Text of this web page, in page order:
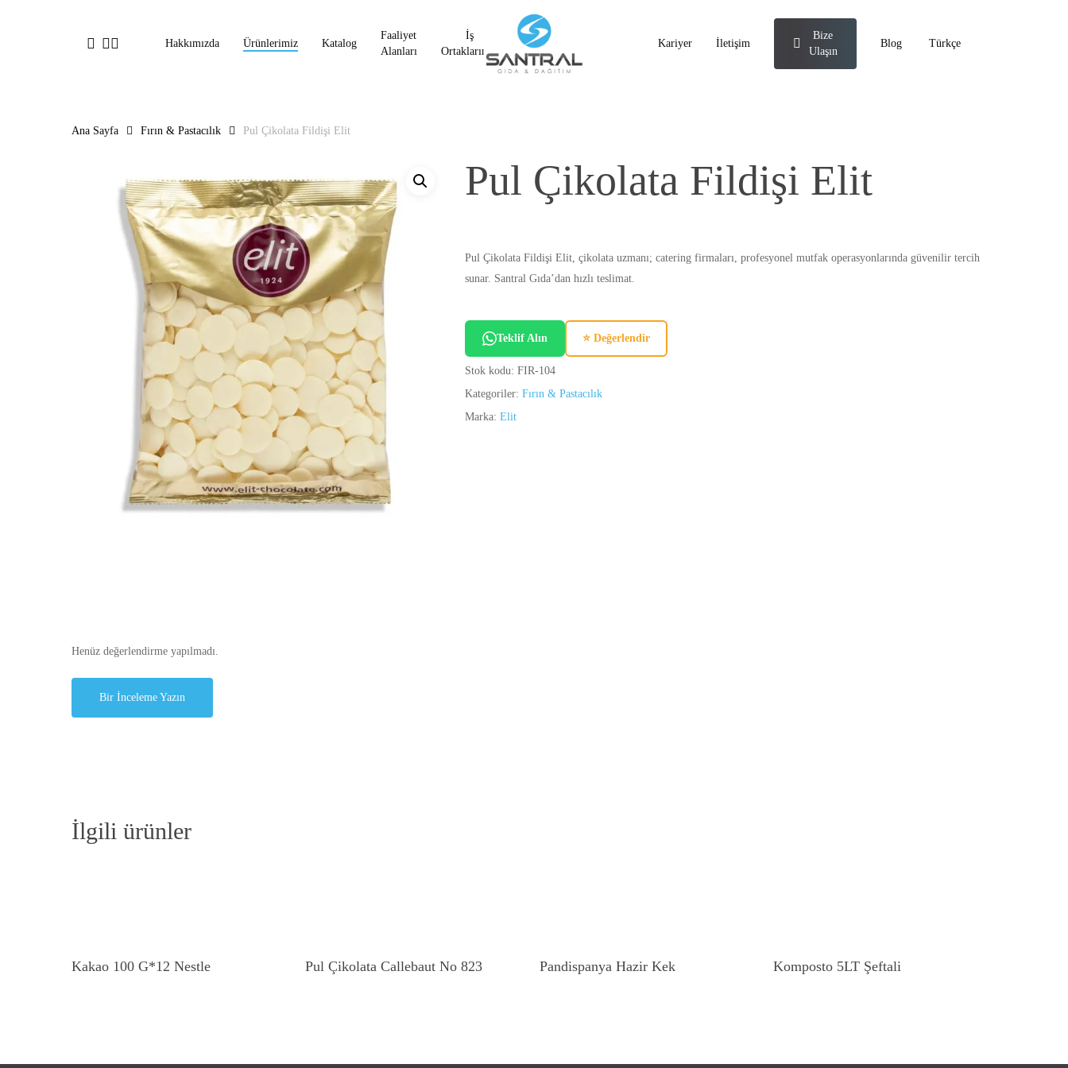
Hakkımızda Ürünlerimiz Katalog
Faaliyet
Alanları
İş
Ortaklarımız
Kariyer İletişim
Bize
Ulaşın
Blog Türkçe
facebooklinkedin
instagram
Ana Sayfa Fırın & Pastacılık Pul Çikolata Fildişi Elit
Pul Çikolata Fildişi Elit
Pul Çikolata Fildişi Elit, çikolata uzmanı; catering firmaları, profesyonel mutfak operasyonlarında güvenilir tercih
sunar. Santral Gıda’dan hızlı teslimat.
Teklif Alın ⭐ Değerlendir
Stok kodu: FIR-104
Kategoriler: Fırın & Pastacılık
Marka: Elit
Henüz değerlendirme yapılmadı.
Bir İnceleme Yazın
İlgili ürünler
Kakao 100 G*12 Nestle Pul Çikolata Callebaut No 823 Pandispanya Hazir Kek Komposto 5LT Şeftali